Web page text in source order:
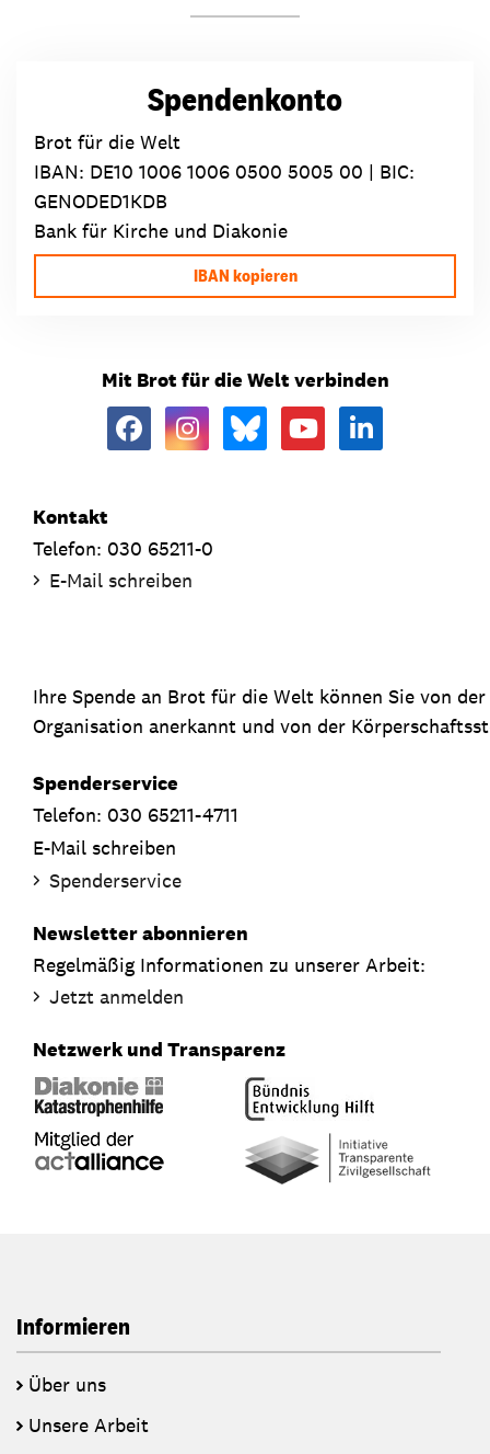
Spendenkonto
Brot für die Welt
IBAN: DE10 1006 1006 0500 5005 00 | BIC:
GENODED1KDB
Bank für Kirche und Diakonie
IBAN kopieren
Mit Brot für die Welt verbinden
Kontakt
Telefon: 030 65211-0
E-Mail schreiben
Ihre Spende an Brot für die Welt können Sie von
Organisation anerkannt und von der
Spenderservice
Telefon: 030 65211-4711
E-Mail schreiben
Spenderservice
Newsletter abonnieren
Regelmäßig Informationen zu unserer Arbeit:
Jetzt anmelden
Netzwerk und Transparenz
Informieren
Über uns
Unsere Arbeit